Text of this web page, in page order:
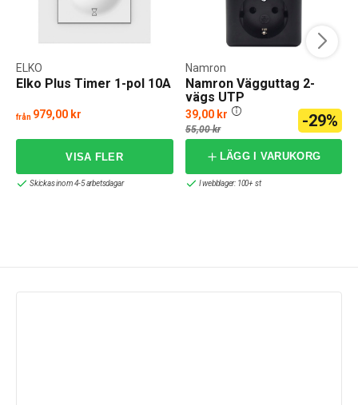
Elko Plus Timer 1-pol 10A
ELKO
från 979,00 kr
Skickas inom 4-5 arbetsdagar
Namron Vägguttag 2-
vägs UTP
Skruvanslutning Jordat
Namron
39,00 kr
55,00 kr -29%
LÄGG I VARUKORG
I webblager: 100+ st